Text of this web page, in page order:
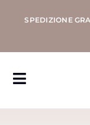
SPEDIZIONE
Toggle
Navigation